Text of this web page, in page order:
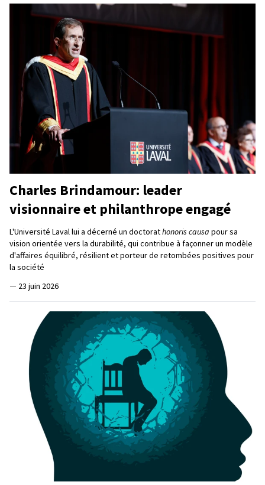
Charles Brindamour: leader
visionnaire et philanthrope engagé
L'Université Laval lui a décerné un doctorathonoris causa pour sa
vision orientée vers la durabilité, qui contribue à façonner un modèle
d'affaires équilibré, résilient et porteur de retombées positives pour
la société
— 23 juin 2026